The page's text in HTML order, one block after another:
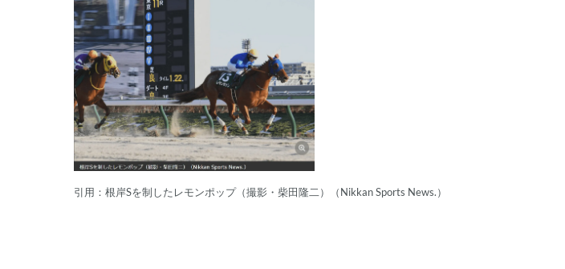
引用：根岸Sを制したレモンポップ（撮影・柴田隆二）（Nikkan Sports News.）